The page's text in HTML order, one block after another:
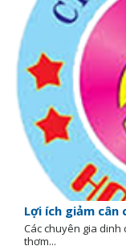
Lợi ích giảm cân
Các chuyên gia
thơm...